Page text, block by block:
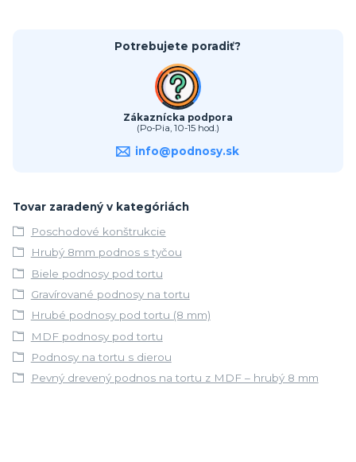
Potrebujete poradiť?
Zákaznícka podpora
(Po-Pia, 10-15 hod.)
info@podnosy.sk
Tovar zaradený v kategóriách
Poschodové konštrukcie
Hrubý 8mm podnos s tyčou
Biele podnosy pod tortu
Gravírované podnosy na tortu
Hrubé podnosy pod tortu (8 mm)
MDF podnosy pod tortu
Podnosy na tortu s dierou
Pevný drevený podnos na tortu z MDF – hrubý 8 mm